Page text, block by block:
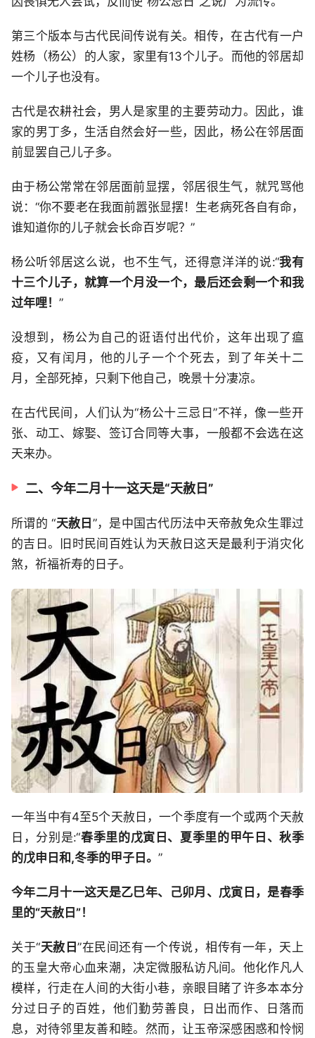
第三个版本与古代民间传说有关。相传，在古代有一户
姓杨（杨公）的人家，家里有13个儿子。而他的邻居却
一个儿子也没有。
古代是农耕社会，男人是家里的主要劳动力。因此，谁
家的男丁多，生活自然会好一些，因此，杨公在邻居面
前显罢自己儿子多。
由于杨公常常在邻居面前显摆，邻居很生气，就咒骂他
说：“你不要老在我面前嚣张显摆！生老病死各自有命，
谁知道你的儿子就会长命百岁呢？”
杨公听邻居这么说，也不生气，还得意洋洋的说:“我有
十三个儿子，就算一个月没一个，最后还会剩一个和我
过年哩！ ”
没想到，杨公为自己的诳语付出代价，这年出现了瘟
疫，又有闰月，他的儿子一个个死去，到了年关十二
月，全部死掉，只剩下他自己，晚景十分凄凉。
在古代民间，人们认为“杨公十三忌日”不祥，像一些开
张、动工、嫁娶、签订合同等大事，一般都不会选在这
天来办。
二、今年二月十一这天是“天赦日”
所谓的 “天赦日 ”，是中国古代历法中天帝赦免众生罪过
的吉日。旧时民间百姓认为天赦日这天是最利于消灾化
煞，祈福祈寿的日子。
一年当中有4至5个天赦日，一个季度有一个或两个天赦
日，分别是:“春季里的戊寅日、夏季里的甲午日、秋季
的戊申日和,冬季的甲子日。 ”
今年二月十一这天是乙巳年、己卯月、戊寅日，是春季
里的“天赦日”！
关于“天赦日”在民间还有一个传说，相传有一年，天上
的玉皇大帝心血来潮，决定微服私访凡间。他化作凡人
模样，行走在人间的大街小巷，亲眼目睹了许多本本分
分过日子的百姓，他们勤劳善良，日出而作、日落而
息，对待邻里友善和睦。然而，让玉帝深感困惑和怜悯